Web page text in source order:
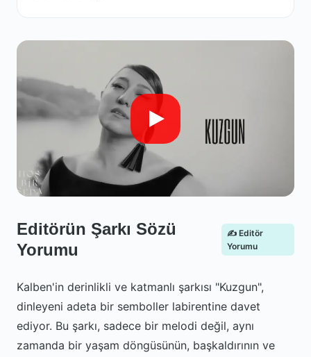
Editörün Şarkı Sözü
Yorumu
✍️ Editör
Yorumu
Kalben'in derinlikli ve katmanlı şarkısı "Kuzgun",
dinleyeni adeta bir semboller labirentine davet
ediyor. Bu şarkı, sadece bir melodi değil, aynı
zamanda bir yaşam döngüsünün, başkaldırının ve